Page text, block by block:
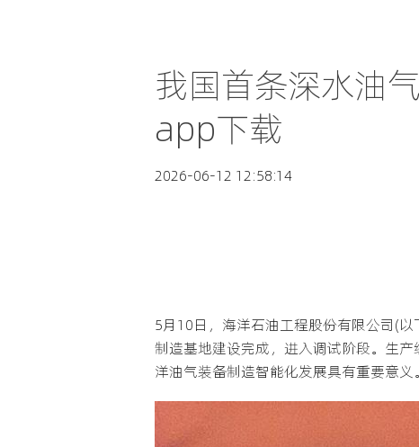
我国首条深水油
app下载
2026-06-12 12:58:14
5月10日，海洋石油工程股份有限公司(
制造基地建设完成，进入调试阶段。生
洋油气装备制造智能化发展具有重要意义。